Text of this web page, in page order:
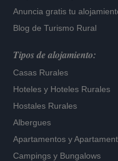
Anuncia gratis tu
Blog de Turismo Rural
Tipos de alojamiento:
Casas Rurales
Hoteles y Hoteles Rurales
Hostales Rurales
Albergues
Apartamentos y
Campings y Bungalows